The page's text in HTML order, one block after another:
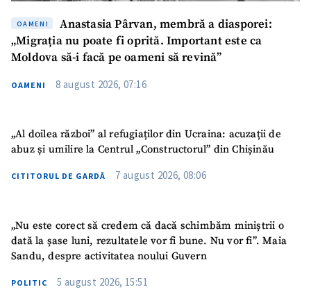
OAMENI
Anastasia Pârvan, membră a diasporei:
„Migrația nu poate fi oprită. Important este ca
Moldova să-i facă pe oameni să revină”
OAMENI 8 august 2026, 07:16
„Al doilea război” al refugiaților din Ucraina: acuzații de
abuz și umilire la Centrul „Constructorul” din Chișinău
CITITORUL DE GARDĂ 7 august 2026, 08:06
„Nu este corect să credem că dacă schimbăm miniștrii o
dată la șase luni, rezultatele vor fi bune. Nu vor fi”. Maia
Sandu, despre activitatea noului Guvern
POLITIC 5 august 2026, 15:51